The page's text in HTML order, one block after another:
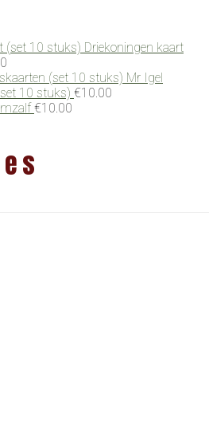
Driekoningen kaart
Mr Igel
10 stuks) €10.00
€10.00